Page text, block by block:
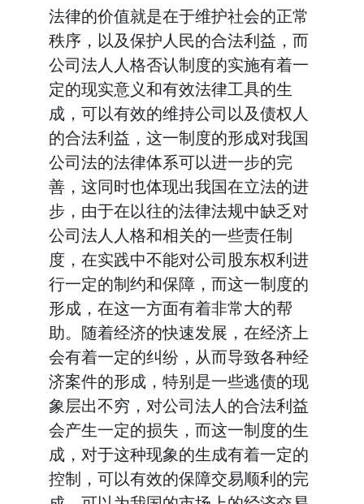
法律的价值就是在于维护社会的正常
秩序，以及保护人民的合法利益，而
公司法人人格否认制度的实施有着一
定的现实意义和有效法律工具的生
成，可以有效的维持公司以及债权人
的合法利益，这一制度的形成对我国
公司法的法律体系可以进一步的完
善，这同时也体现出我国在立法的进
步，由于在以往的法律法规中缺乏对
公司法人人格和相关的一些责任制
度，在实践中不能对公司股东权利进
行一定的制约和保障，而这一制度的
形成，在这一方面有着非常大的帮
助。随着经济的快速发展，在经济上
会有着一定的纠纷，从而导致各种经
济案件的形成，特别是一些逃债的现
象层出不穷，对公司法人的合法利益
会产生一定的损失，而这一制度的生
成，对于这种现象的生成有着一定的
控制，可以有效的保障交易顺利的完